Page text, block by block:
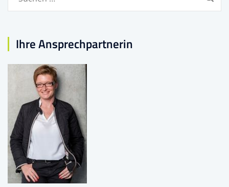
Ihre Ansprechpartnerin